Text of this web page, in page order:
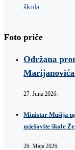
škola
Foto priče
Održana
27. Juna 2026.
Ministar Mušija
mješovite škole
26. Maja 2026.